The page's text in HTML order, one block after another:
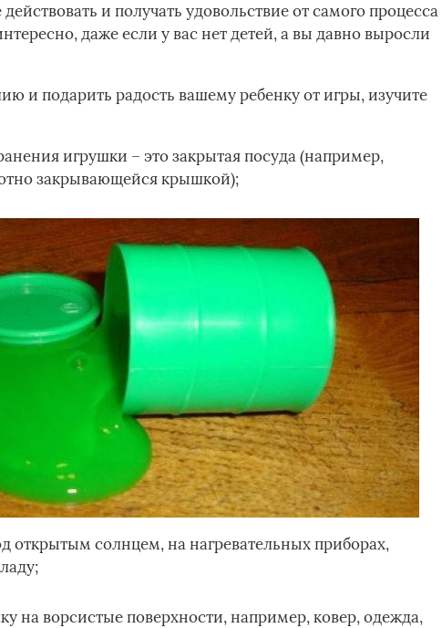
и получать удовольствие от самого процесса
даже если у вас нет детей, а вы давно выросли
и подарить радость вашему ребенку от игры, изучите
игрушки – это закрытая посуда (например,
закрывающейся крышкой);
открытым солнцем, на нагревательных приборах,
на ворсистые поверхности, например, ковер, одежда,